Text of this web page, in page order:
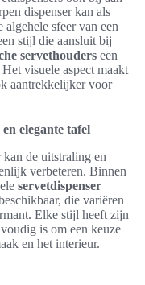
dispenser kan als
algehele sfeer van een
stijl die aansluit bij
servethouders een
visuele aspect maakt
aantrekkelijker voor
elegante tafel
kan de uitstraling en
verbeteren. Binnen
servetdispenser
die variëren
Elke stijl heeft zijn
is om een keuze
en het interieur.